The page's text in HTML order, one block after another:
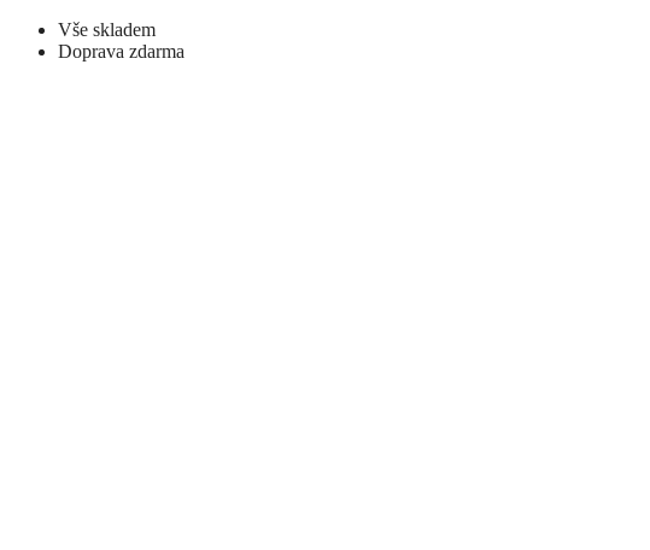
Vše skladem
Doprava zdarma